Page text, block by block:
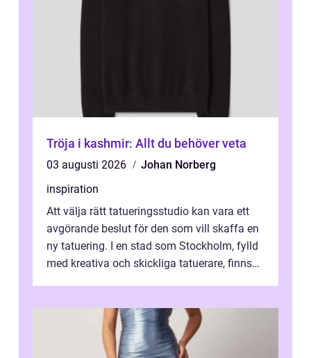
Tröja i kashmir: Allt du behöver veta
03 augusti 2026
Johan Norberg
inspiration
Att välja rätt tatueringsstudio kan vara ett
avgörande beslut för den som vill skaffa en
ny tatuering. I en stad som Stockholm, fylld
med kreativa och skickliga tatuerare, finns